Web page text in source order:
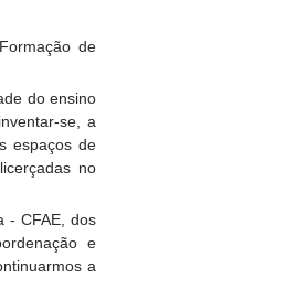
de
do ensino
se, a
espaços de
no
- CFAE, dos
e
a